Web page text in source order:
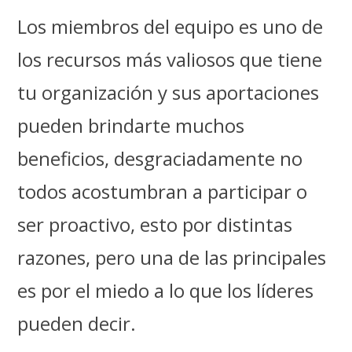
Los miembros del equipo es uno de
los recursos más valiosos que tiene
tu organización y sus aportaciones
pueden brindarte muchos
beneficios, desgraciadamente no
todos acostumbran a participar o
ser proactivo, esto por distintas
razones, pero una de las principales
es por el miedo a lo que los líderes
pueden decir.